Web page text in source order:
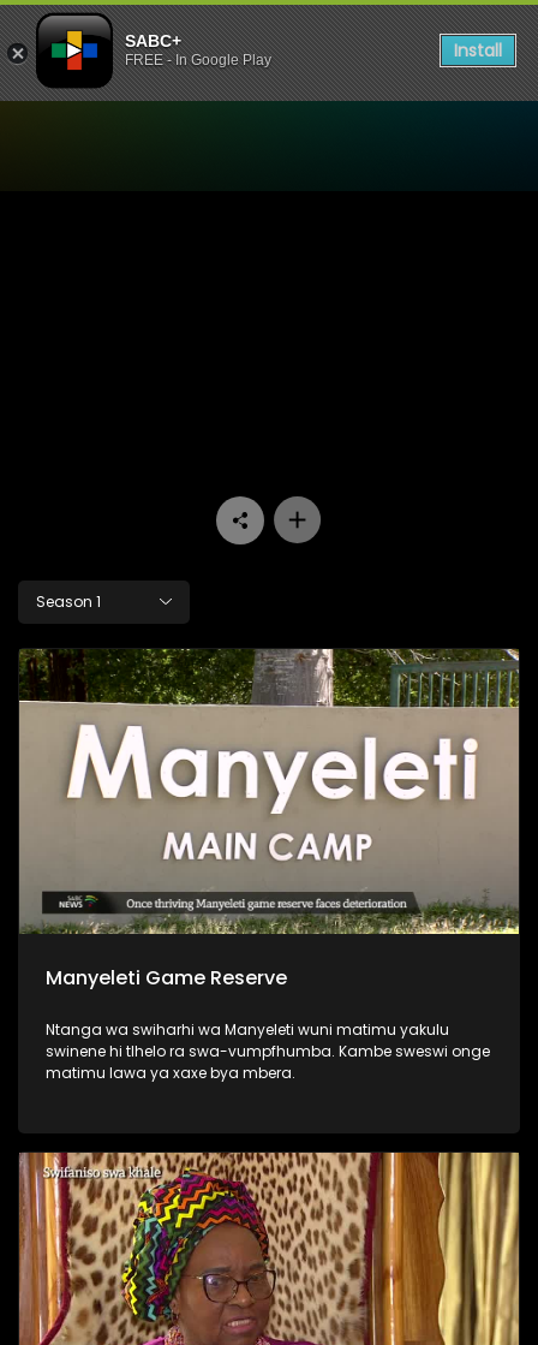
SABC+
FREE - In Google Play Install
Season 1
Manyeleti Game Reserve
Ntanga wa swiharhi wa Manyeleti wuni matimu yakulu
swinene hi tlhelo ra swa-vumpfhumba. Kambe sweswi onge
matimu lawa ya xaxe bya mbera.